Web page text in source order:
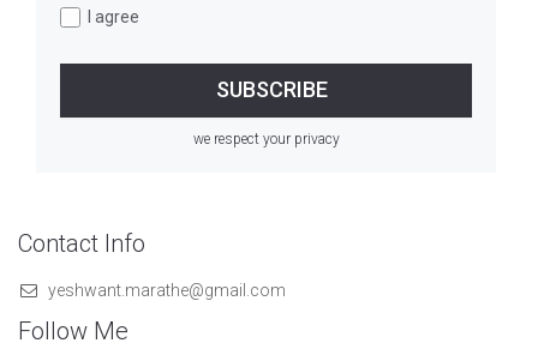
I agree
we respect your privacy
Contact Info
yeshwant.marathe@gmail.com
Follow Me